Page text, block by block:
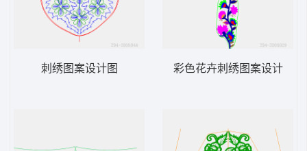
刺绣图案设计图 彩色花卉刺绣图案设计